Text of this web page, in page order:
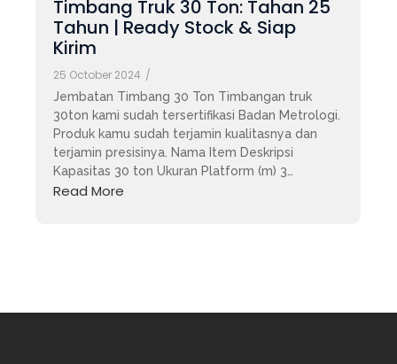
Timbang Truk 30 Ton: Tahan 25
Tahun | Ready Stock & Siap
Kirim
25 October 2024 /
Jembatan Timbang 30 Ton Timbangan truk
30ton kami sudah tersertifikasi Badan Metrologi.
Produk kamu sudah terjamin kualitasnya dan
terjamin presisinya. Nama Item Deskripsi
Kapasitas 30 ton Ukuran Platform (m) 3…
Read More